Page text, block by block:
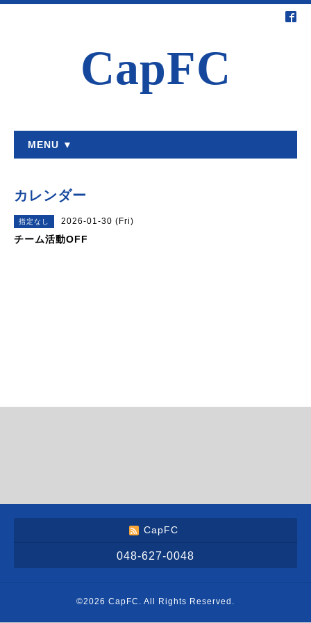
CapFC
MENU ▼
カレンダー
指定なし 2026-01-30 (Fri)
チーム活動OFF
CapFC
048-627-0048
©2026 CapFC . All Rights Reserved.